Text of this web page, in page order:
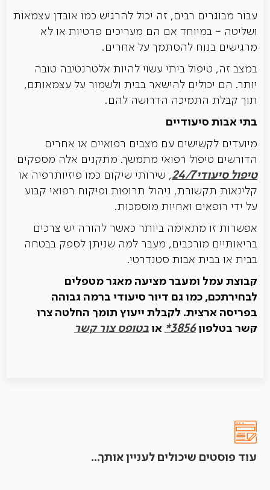
עבור מבוגרים רבים, זה יכול להרגיש כמו אובדן עצמאות
ושליטה - במיוחד אם הם מעריכים פרטיות או לא
מרגישים בנוח להסתמך על אחרים.
במצב זה, טיפול ביתי עשוי להיות אלטרנטיבה טובה
יותר. הם יכולים להישאר בבית ולשמור על עצמאותם,
תוך קבלת התמיכה הדרושה להם.
בתי אבות סיעודיים
מיועדים לקשישים עם מצבים רפואיים או אחרים
הדורשים טיפול רפואי מתמשך. מתקנים אלה מספקים
טיפול סיעודי 24/7
, שירותי שיקום כמו פיזיותרפיה או
קלינאות תקשורת, ניהול תרופות ופיקוח רפואי קבוע
על ידי רופאים ואחיות מוסמכות.
אפשרות זו מתאימה ביותר כאשר להורה יש צרכים
בריאותיים מורכבים, מעבר למה שניתן לספק בבטחה
בבית או בבית אבות סטנדרטי.
קבוצת עמל ומעבר מציעה מאגר מטפלים
לבחירתכם, כמו גם דיור סיעודי ברמה גבוהה
בפריסה ארצית. לקבלת ייעוץ תומך החלטה צרו
קשר בטלפון3856* אובטופס צור קשר
עוד פוסטים שיכולים לעניין אותך...